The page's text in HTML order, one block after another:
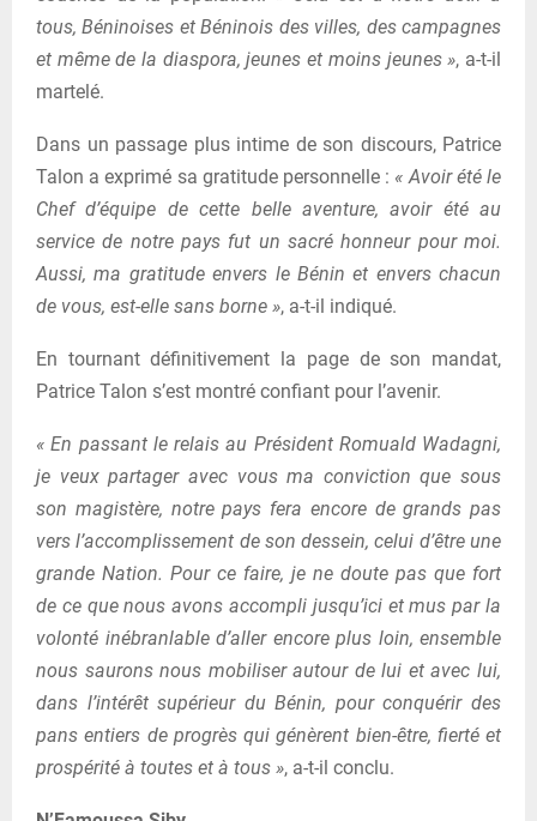
tous, Béninoises et Béninois des villes, des campagnes
et même de la diaspora, jeunes et moins jeunes », a-t-il
martelé.
Dans un passage plus intime de son discours, Patrice
Talon a exprimé sa gratitude personnelle : « Avoir été le
Chef d’équipe de cette belle aventure, avoir été au
service de notre pays fut un sacré honneur pour moi.
Aussi, ma gratitude envers le Bénin et envers chacun
de vous, est-elle sans borne », a-t-il indiqué.
En tournant définitivement la page de son mandat,
Patrice Talon s’est montré confiant pour l’avenir.
« En passant le relais au Président Romuald Wadagni,
je veux partager avec vous ma conviction que sous
son magistère, notre pays fera encore de grands pas
vers l’accomplissement de son dessein, celui d’être une
grande Nation. Pour ce faire, je ne doute pas que fort
de ce que nous avons accompli jusqu’ici et mus par la
volonté inébranlable d’aller encore plus loin, ensemble
nous saurons nous mobiliser autour de lui et avec lui,
dans l’intérêt supérieur du Bénin, pour conquérir des
pans entiers de progrès qui génèrent bien-être, fierté et
prospérité à toutes et à tous », a-t-il conclu.